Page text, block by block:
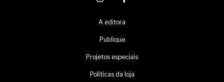
A editora
Publique
Projetos especiais
Políticas da loja